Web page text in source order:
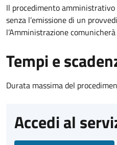
Il procedimento
senza l’emissione di un
l’Amministrazione
Tempi e
Durata massima del
Accedi al